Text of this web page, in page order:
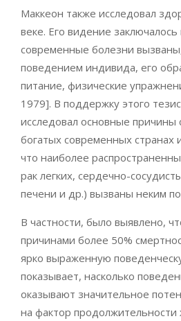
Маккеон также исследовал
веке. Его видение заключалось
современные болезни
поведением индивида, его
питание, физические
1979]. В поддержку этого
исследовал основные причины
богатых современных странах
что наиболее
рак легких, сердечно-
печени и др.) вызваны неким
В частности, было выявлено,
причинами более 50%
ярко выраженную
показывает, насколько
оказывают значительное
на фактор